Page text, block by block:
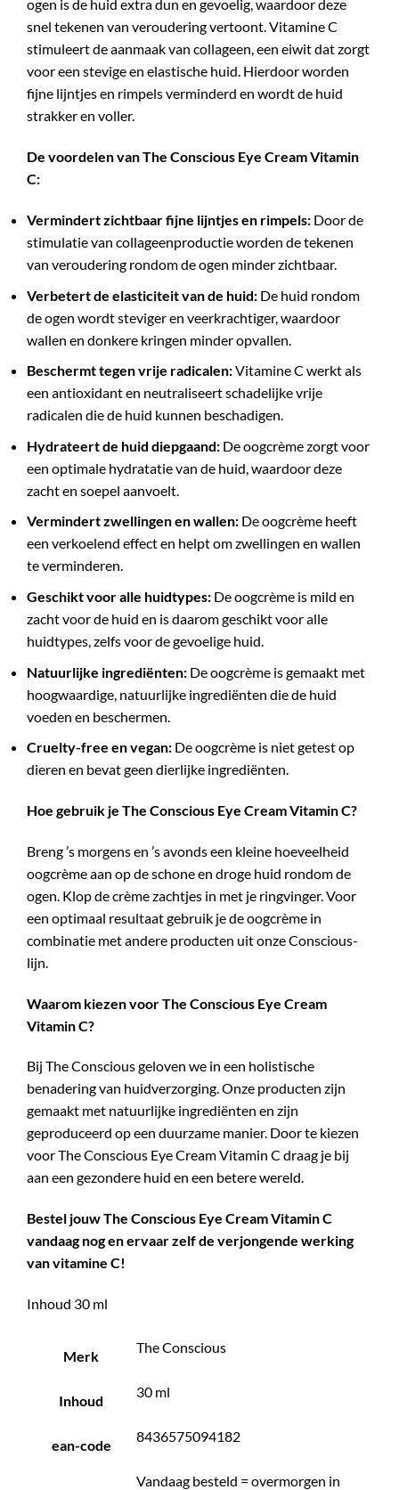
ogen is de huid extra dun en gevoelig, waardoor deze
snel tekenen van veroudering vertoont. Vitamine C
stimuleert de aanmaak van collageen, een eiwit dat zorgt
voor een stevige en elastische huid. Hierdoor worden
fijne lijntjes en rimpels verminderd en wordt de huid
strakker en voller.
De voordelen van The Conscious Eye Cream Vitamin
C:
Vermindert zichtbaar fijne lijntjes en rimpels: Door de
stimulatie van collageenproductie worden de tekenen
van veroudering rondom de ogen minder zichtbaar.
Verbetert de elasticiteit van de huid: De huid rondom
de ogen wordt steviger en veerkrachtiger, waardoor
wallen en donkere kringen minder opvallen.
Beschermt tegen vrije radicalen:Vitamine C werkt als
een antioxidant en neutraliseert schadelijke vrije
radicalen die de huid kunnen beschadigen.
Hydrateert de huid diepgaand: De oogcrème zorgt voor
een optimale hydratatie van de huid, waardoor deze
zacht en soepel aanvoelt.
Vermindert zwellingen en wallen: De oogcrème heeft
een verkoelend effect en helpt om zwellingen en wallen
te verminderen.
Geschikt voor alle huidtypes: De oogcrème is mild en
zacht voor de huid en is daarom geschikt voor alle
huidtypes, zelfs voor de gevoelige huid.
Natuurlijke ingrediënten: De oogcrème is gemaakt met
hoogwaardige, natuurlijke ingrediënten die de huid
voeden en beschermen.
Cruelty-free en vegan: De oogcrème is niet getest op
dieren en bevat geen dierlijke ingrediënten.
Hoe gebruik je The Conscious Eye Cream Vitamin C?
Breng ’s morgens en ’s avonds een kleine hoeveelheid
oogcrème aan op de schone en droge huid rondom de
ogen. Klop de crème zachtjes in met je ringvinger. Voor
een optimaal resultaat gebruik je de oogcrème in
combinatie met andere producten uit onze Conscious-
lijn.
Waarom kiezen voor The Conscious Eye Cream
Vitamin C?
Bij The Conscious geloven we in een holistische
benadering van huidverzorging. Onze producten zijn
gemaakt met natuurlijke ingrediënten en zijn
geproduceerd op een duurzame manier. Door te kiezen
voor The Conscious Eye Cream Vitamin C draag je bij
aan een gezondere huid en een betere wereld.
Bestel jouw The Conscious Eye Cream Vitamin C
vandaag nog en ervaar zelf de verjongende werking
van vitamine C!
Inhoud 30 ml
Merk
The Conscious
Inhoud
30 ml
ean-code
8436575094182
Vandaag besteld = overmorgen in